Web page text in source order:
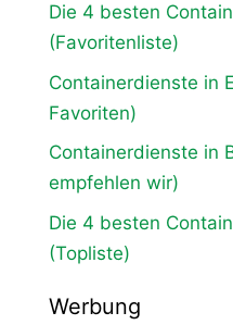
Die 4 besten
(Favoritenliste)
Containerdienste in
Favoriten)
Containerdienste in
empfehlen wir)
Die 4 besten
(Topliste)
Werbung